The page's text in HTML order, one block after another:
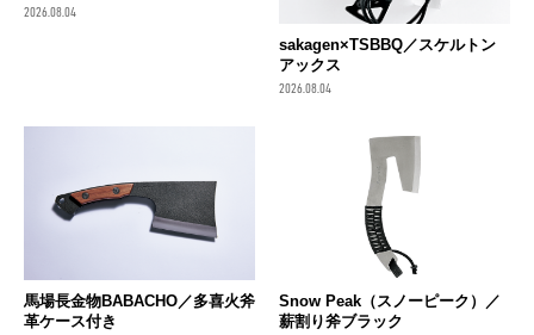
2026.08.04
sakagen×TSBBQ／スケルトン
アックス
2026.08.04
馬場長金物BABACHO／多喜火斧
革ケース付き
Snow Peak（スノーピーク）／
薪割り斧ブラック